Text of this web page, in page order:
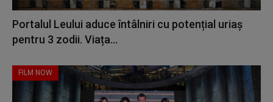
Portalul Leului aduce întâlniri cu potențial uriaș
pentru 3 zodii. Viața...
FILM NOW